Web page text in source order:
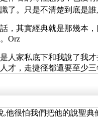
了。只是不清楚到底是誰
其實經典就是那幾本
Orz
家私底下和我說了我
，走捷徑都還要至少
很怕我們把他的說聖